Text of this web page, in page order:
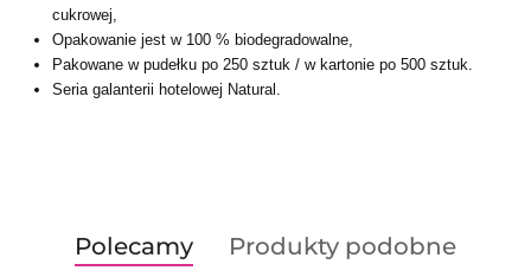
cukrowej,
Opakowanie jest w 100 % biodegradowalne,
Pakowane w pudełku po 250 sztuk / w kartonie po 500 sztuk.
Seria galanterii hotelowej Natural.
Pomiń karuzelę produktów
Produkty
Polecamy
Produkty
Produkty podobne